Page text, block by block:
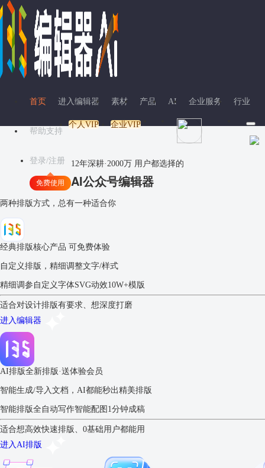
首页 进入编辑器 素材 产品 AI 企业服务 行业
帮助支持
个人VIP 企业VIP
免费使用
登录/注册 12年深耕·2000万 用户都选择的
AI公众号编辑器
两种排版方式，总有一种适合你
经典排版核心产品 可免费体验
自定义排版，精细调整文字/样式
精细调参 自定义字体SVG动效10W+模版
适合对设计排版有要求、想深度打磨
进入编辑器
AI排版全新排版·送体验会员
智能生成/导入文档，AI都能秒出精美排版
智能排版全自动写作智能配图 1分钟成稿
适合想高效快速排版、0基础用户都能用
进入AI排版